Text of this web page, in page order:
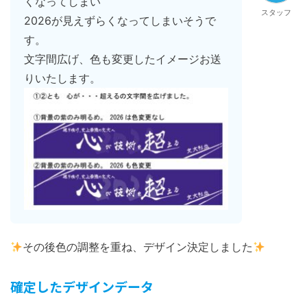
2026が見えずらくなってしまいそうで
す。
文字間広げ、色も変更したイメージお送
りいたします。
スタッフ
その後色の調整を重ね、デザイン決定しました
確定したデザインデータ